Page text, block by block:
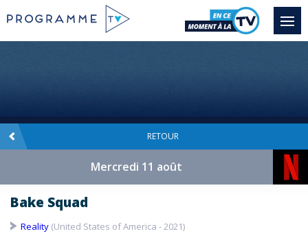
RETOUR
Mercredi 11 août
Bake Squad
Reality (United States of America - 2021)